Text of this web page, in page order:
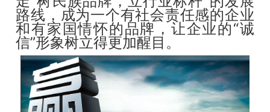
路线，成为一个有社会责任感的企业
和有家国情怀的品牌，让企业的“诚
信”形象树立得更加醒目。